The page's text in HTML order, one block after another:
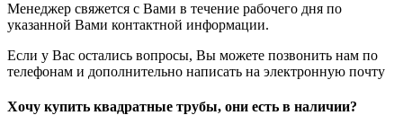
Менеджер свяжется с Вами в течение рабочего дня по
указанной Вами контактной информации.
Если у Вас остались вопросы, Вы можете позвонить нам по
телефонам и дополнительно написать на электронную почту
Хочу купить квадратные трубы, они есть в наличии?